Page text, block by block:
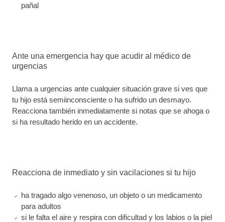
pañal
Ante una emergencia hay que acudir al médico de
urgencias
Llama a urgencias ante cualquier situación grave si ves que
tu hijo está semiinconsciente o ha sufrido un desmayo.
Reacciona también inmediatamente si notas que se ahoga o
si ha resultado herido en un accidente.
Reacciona de inmediato y sin vacilaciones si tu hijo
ha tragado algo venenoso, un objeto o un medicamento
para adultos
si le falta el aire y respira con dificultad y los labios o la piel